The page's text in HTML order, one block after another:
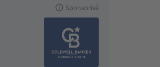
Sponsorisé